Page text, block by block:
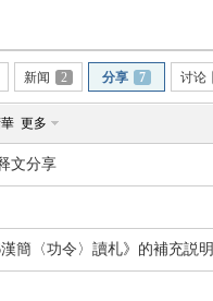
新闻 2 分享 7 讨论
更多
文分享
簡〈功令〉讀札》的補充説明